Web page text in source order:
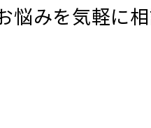
悩みを気軽に